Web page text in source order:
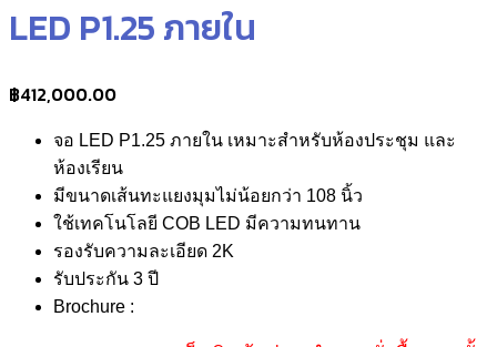
LED P1.25 ภายใน
฿412,000.00
จอ LED P1.25 ภายใน เหมาะสำหรับห้องประชุม และ
ห้องเรียน
มีขนาดเส้นทะแยงมุมไม่น้อยกว่า 108 นิ้ว
ใช้เทคโนโลยี COB LED มีความทนทาน
รองรับความละเอียด 2K
รับประกัน 3 ปี
Brochure :